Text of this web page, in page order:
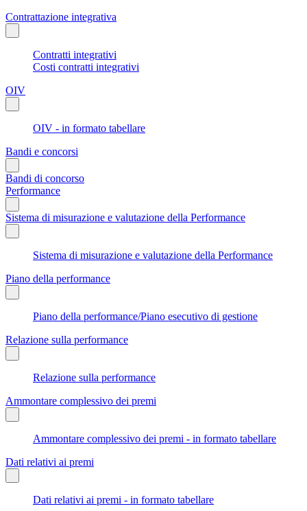
Contrattazione integrativa
Contratti integrativi
Costi contratti integrativi
OIV
OIV - in formato tabellare
Bandi e concorsi
Bandi di concorso
Performance
Sistema di misurazione e valutazione della Performance
Sistema di misurazione e valutazione della Performance
Piano della performance
Piano della performance/Piano esecutivo di gestione
Relazione sulla performance
Relazione sulla performance
Ammontare complessivo dei premi
Ammontare complessivo dei premi - in formato tabellare
Dati relativi ai premi
Dati relativi ai premi - in formato tabellare